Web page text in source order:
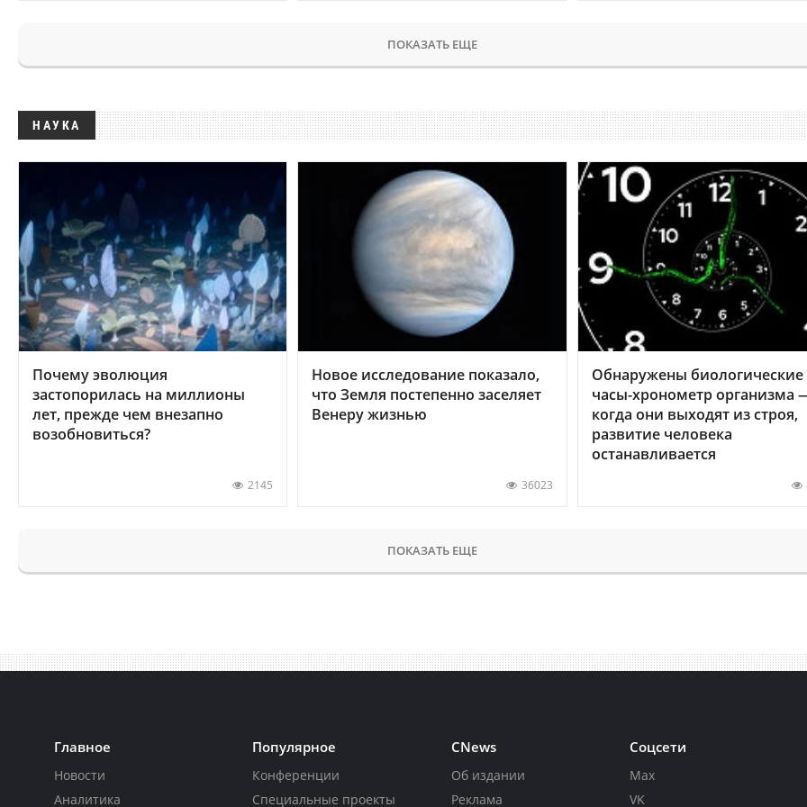
ПОКАЗАТЬ ЕЩЕ
НАУКА
Почему эволюция
застопорилась на миллионы
лет, прежде чем внезапно
возобновиться?
2145
Новое исследование показало,
что Земля постепенно заселяет
Венеру жизнью
36023
Обнаружены биологические
часы-хронометр организма
когда они выходят из строя,
развитие человека
останавливается
ПОКАЗАТЬ ЕЩЕ
Главное
Новости
Аналитика
Популярное
Конференции
Специальные проекты
CNews
Об издании
Реклама
Соцсети
Max
VK